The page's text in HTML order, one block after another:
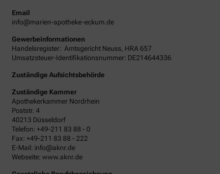
Email
info@marien-apotheke-eckum.de
Gewerbeinformationen
Handelsregister: Amtsgericht Neuss HRA 657
Umsatzsteuer-Identifikationsnummer: DE214644336
Zuständige Aufsichtsbehörde
Zuständige Kammer
Apothekerkammer Nordrhein
Poststr. 4
40213 Düsseldorf
Telefon: +49-211 83 88 - 0
Fax: +49-211 83 88 - 222
E-Mail: info@aknr.de
Webseite: www.aknr.de